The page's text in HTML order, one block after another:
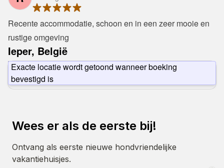
Recente accommodatie, schoon en in een zeer mooie en
rustige omgeving
Ieper, België
Exacte locatie wordt getoond wanneer boeking
bevestigd is